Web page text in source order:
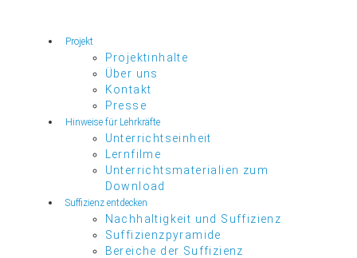
Projekt
Projektinhalte
Über uns
Kontakt
Presse
Hinweise für Lehrkräfte
Unterrichtseinheit
Lernfilme
Unterrichtsmaterialien zum
Download
Suffizienz entdecken
Nachhaltigkeit und Suffizienz
Suffizienzpyramide
Bereiche der Suffizienz